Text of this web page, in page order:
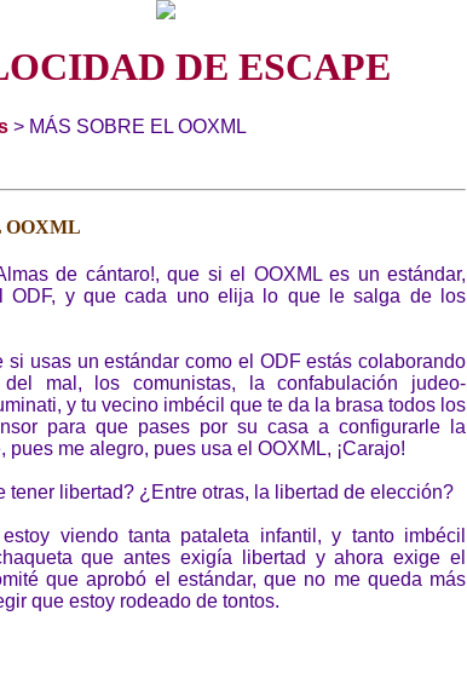
DE ESCAPE
> MÁS SOBRE EL OOXML
OOXML
de cántaro!, que si el OOXML es un estándar,
ODF, y que cada uno elija lo que le salga de los
si usas un estándar como el ODF estás colaborando
mal, los comunistas, la confabulación judeo-
y tu vecino imbécil que te da la brasa todos los
para que pases por su casa a configurarle la
pues me alegro, pues usa el OOXML, ¡Carajo!
tener libertad? ¿Entre otras, la libertad de elección?
viendo tanta pataleta infantil, y tanto imbécil
que antes exigía libertad y ahora exige el
que aprobó el estándar, que no me queda más
que estoy rodeado de tontos.